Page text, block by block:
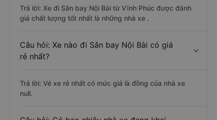
Trả lời: Xe đi Sân bay Nội Bài từ Vĩnh Phúc được đánh
giá chất lượng tốt nhất là những nhà xe .
Câu hỏi: Xe nào đi Sân bay Nội Bài có giá
rẻ nhất?
Trả lời: Vé xe rẻ nhất có mức giá là đồng của nhà xe
null.